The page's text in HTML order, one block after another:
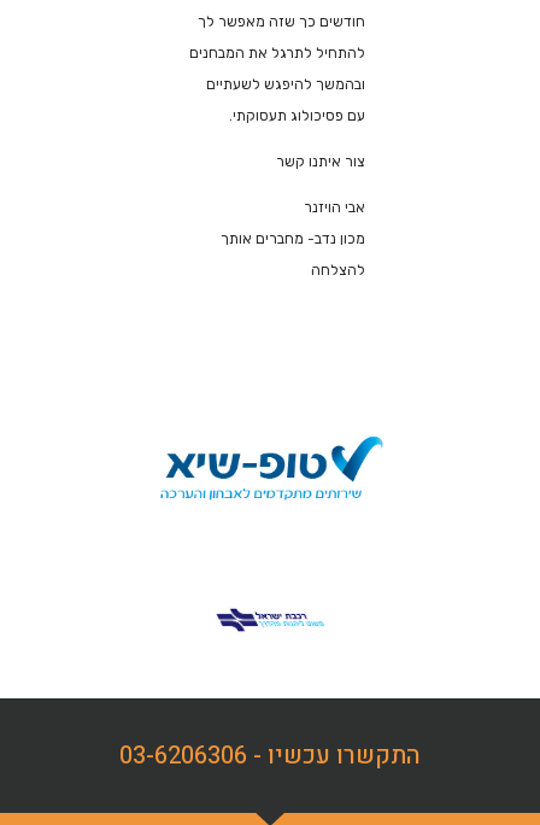
חודשים כך שזה מאפשר לך
להתחיל לתרגל את המבחנים
ובהמשך להיפגש לשעתיים
עם פסיכולוג תעסוקתי.
צור איתנו קשר
אבי הויזנר
מכון נדב- מחברים אותך
להצלחה
התקשרו עכשיו - 03-6206306